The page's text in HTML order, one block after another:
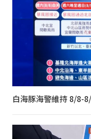
白海豚海警維持 8/8-